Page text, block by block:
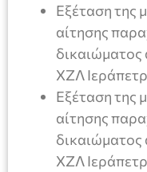
Εξέταση της
αίτησης
ΧΖΛ
Εξέταση της
αίτησης
ΧΖΛ